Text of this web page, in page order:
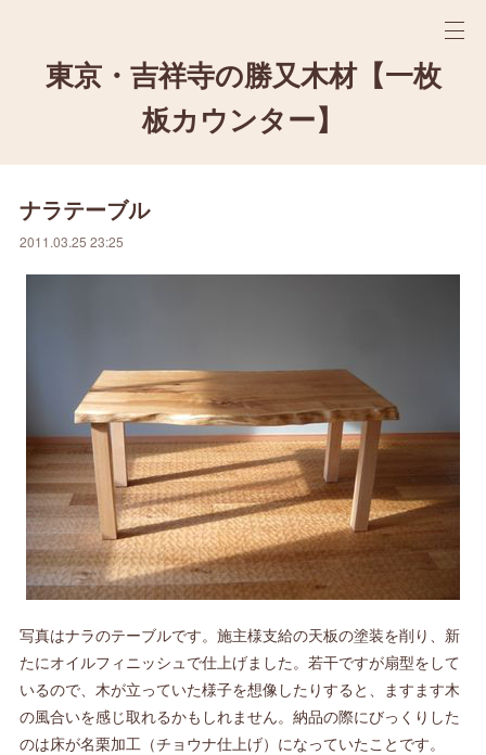
東京・吉祥寺の勝又木材【一枚
板カウンター】
ナラテーブル
2011.03.25 23:25
写真はナラのテーブルです。施主様支給の天板の塗装を削り、新
たにオイルフィニッシュで仕上げました。若干ですが扇型をして
いるので、木が立っていた様子を想像したりすると、ますます木
の風合いを感じ取れるかもしれません。納品の際にびっくりした
のは床が名栗加工（チョウナ仕上げ）になっていたことです。